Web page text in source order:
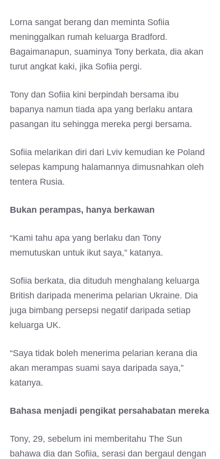
Lorna sangat berang dan meminta Sofiia
meninggalkan rumah keluarga Bradford.
Bagaimanapun, suaminya Tony berkata, dia akan
turut angkat kaki, jika Sofiia pergi.
Tony dan Sofiia kini berpindah bersama ibu
bapanya namun tiada apa yang berlaku antara
pasangan itu sehingga mereka pergi bersama.
Sofiia melarikan diri dari Lviv kemudian ke Poland
selepas kampung halamannya dimusnahkan oleh
tentera Rusia.
Bukan perampas, hanya berkawan
“Kami tahu apa yang berlaku dan Tony
memutuskan untuk ikut saya,” katanya.
Sofiia berkata, dia dituduh menghalang keluarga
British daripada menerima pelarian Ukraine. Dia
juga bimbang persepsi negatif daripada setiap
keluarga UK.
“Saya tidak boleh menerima pelarian kerana dia
akan merampas suami saya daripada saya,”
katanya.
Bahasa menjadi pengikat persahabatan mereka
Tony, 29, sebelum ini memberitahu The Sun
bahawa dia dan Sofiia, serasi dan bergaul dengan